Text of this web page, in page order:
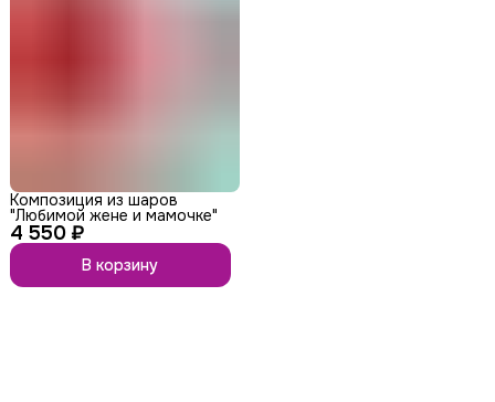
4 550 ₽
Композиция из шаров
"Любимой жене и мамочке"
В корзину